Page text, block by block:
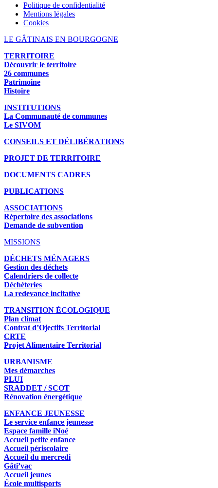
Politique de confidentialité
Mentions légales
Cookies
LE GÂTINAIS EN BOURGOGNE
TERRITOIRE
Découvrir le territoire
26 communes
Patrimoine
Histoire
INSTITUTIONS
La Communauté de communes
Le SIVOM
CONSEILS ET DÉLIBÉRATIONS
PROJET DE TERRITOIRE
DOCUMENTS CADRES
PUBLICATIONS
ASSOCIATIONS
Répertoire des associations
Demande de subvention
MISSIONS
DÉCHETS MÉNAGERS
Gestion des déchets
Calendriers de collecte
Déchèteries
La redevance incitative
TRANSITION ÉCOLOGIQUE
Plan climat
Contrat d’Ojectifs Territorial
CRTE
Projet Alimentaire Territorial
URBANISME
Mes démarches
PLUI
SRADDET / SCOT
Rénovation énergétique
ENFANCE JEUNESSE
Le service enfance jeunesse
Espace famille iNoé
Accueil petite enfance
Accueil périscolaire
Accueil du mercredi
Gâti’vac
Accueil jeunes
École multisports